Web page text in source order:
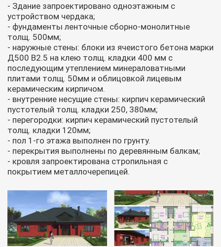
- Здание запроектировано одноэтажным с
устройством чердака;
- фундаменты ленточные сборно-монолитные
толщ. 500мм;
- наружные стены: блоки из ячеистого бетона марки
Д500 В2.5 на клею толщ. кладки 400 мм с
последующим утеплением минераловатными
плитами толщ. 50мм и облицовкой лицевым
керамическим кирпичом.
- внутренние несущие стены: кирпич керамический
пустотелый толщ. кладки 250, 380мм;
- перегородки: кирпич керамический пустотелый
толщ. кладки 120мм;
- пол 1-го этажа выполнен по грунту.
- перекрытия выполнены по деревянным балкам;
- кровля запроектирована стропильная с
покрытием металлочерепицей.